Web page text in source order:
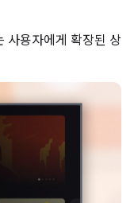
사용자에게 확장된 상